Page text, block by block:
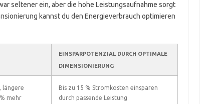
seltener ein, aber die hohe Leistungsaufnahme sorgt
kannst du den Energieverbrauch optimieren
EINSPARPOTENZIAL DURCH OPTIMALE
DIMENSIONIERUNG
längere
mehr
Bis zu 15 % Stromkosten einsparen
durch passende Leistung